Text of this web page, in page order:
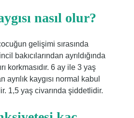
nasıl olur?
gelişimi sırasında
bakıcılarından ayrıldığında
korkmasıdır. 6 ay ile 3 yaş
ayrılık kaygısı normal kabul
1,5 yaş civarında şiddetlidir.